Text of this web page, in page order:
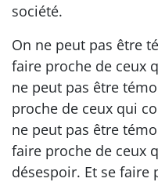
société.
On ne peut pas être
faire proche de ceux
ne peut pas être
proche de ceux qui
ne peut pas être
faire proche de ceux
désespoir. Et se faire